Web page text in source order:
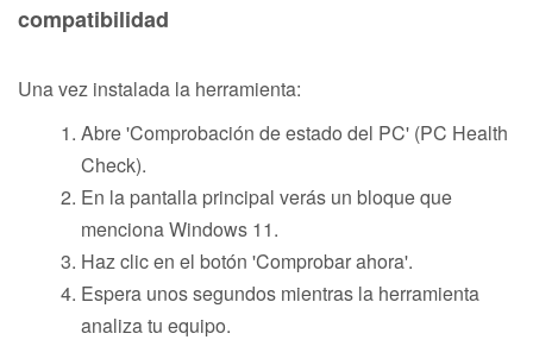
compatibilidad
Una vez instalada la herramienta:
Abre 'Comprobación de estado del PC' (PC Health
Check).
En la pantalla principal verás un bloque que
menciona Windows 11.
Haz clic en el botón 'Comprobar ahora'.
Espera unos segundos mientras la herramienta
analiza tu equipo.